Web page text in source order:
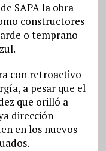
SAPA la obra
constructores
o temprano
con retroactivo
a pesar que el
que orilló a
dirección
en los nuevos